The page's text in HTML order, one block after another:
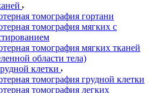
томография гортани
томография мягких с
томография мягких тканей
области тела)
клетки
томография грудной клетки
томография легких